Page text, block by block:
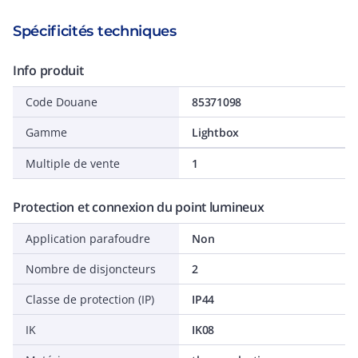
Spécificités techniques
Info produit
Code Douane
85371098
Gamme
Lightbox
Multiple de vente 1
Protection et connexion du point lumineux
Application parafoudre
Non
Nombre de disjoncteurs
2
Classe de protection (IP)
IP44
IK
IK08